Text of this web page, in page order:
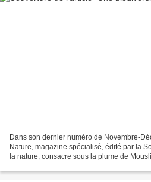
Dans son dernier numéro de Novembre-
Nature, magazine spécialisé, édité par la
la nature, consacre sous la plume de